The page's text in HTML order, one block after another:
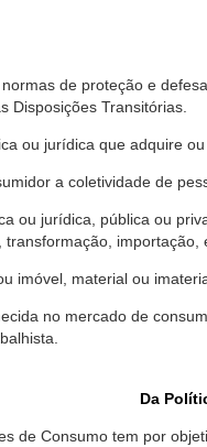
de proteção e
Disposições Transitórias.
ou jurídica que adquire
a coletividade de
ou jurídica, pública ou
imóvel, material ou
no mercado de
Da
de Consumo tem por